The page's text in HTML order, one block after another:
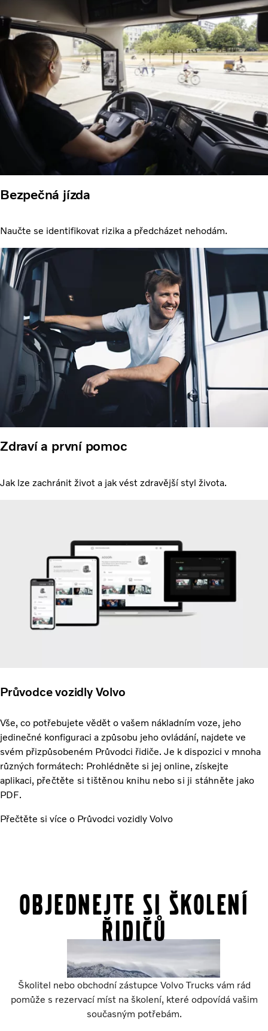
Bezpečná jízda
Naučte se identifikovat rizika a předcházet nehodám.
Zdraví a první pomoc
Jak lze zachránit život a jak vést zdravější styl života.
Průvodce vozidly Volvo
Vše, co potřebujete vědět o vašem nákladním voze, jeho
jedinečné konfiguraci a způsobu jeho ovládání, najdete ve
svém přizpůsobeném Průvodci řidiče. Je k dispozici v mnoha
různých formátech: Prohlédněte si jej online, získejte
aplikaci, přečtěte si tištěnou knihu nebo si ji stáhněte jako
PDF.
Přečtěte si více o Průvodci vozidly Volvo
Objednejte si školení
řidičů
Školitel nebo obchodní zástupce Volvo Trucks vám rád
pomůže s rezervací míst na školení, které odpovídá vašim
současným potřebám.